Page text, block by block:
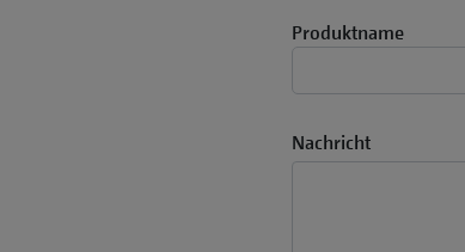
Produktname
Nachricht